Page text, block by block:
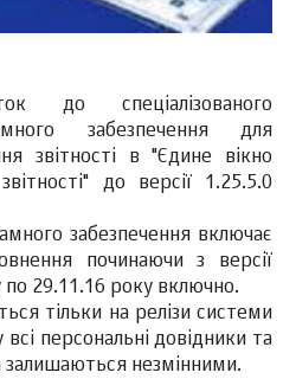
до спеціалізованого
забезпечення для
звітності в "Єдине вікно
до версії 1.25.5.0
забезпечення включає
починаючи з версії
по 29.11.16 року включно.
тільки на релізи системи
персональні довідники та
залишаються незмінними.